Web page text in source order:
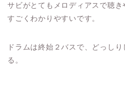
サビがとてもメロディアスで聴き
すごくわかりやすいです。
ドラムは終始２バスで、どっし
る。